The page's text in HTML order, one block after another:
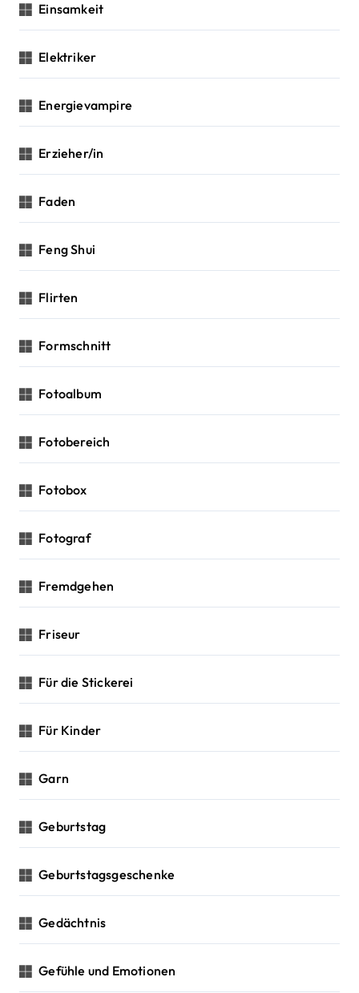
Einsamkeit
Elektriker
Energievampire
Erzieher/in
Faden
Feng Shui
Flirten
Formschnitt
Fotoalbum
Fotobereich
Fotobox
Fotograf
Fremdgehen
Friseur
Für die Stickerei
Für Kinder
Garn
Geburtstag
Geburtstagsgeschenke
Gedächtnis
Gefühle und Emotionen